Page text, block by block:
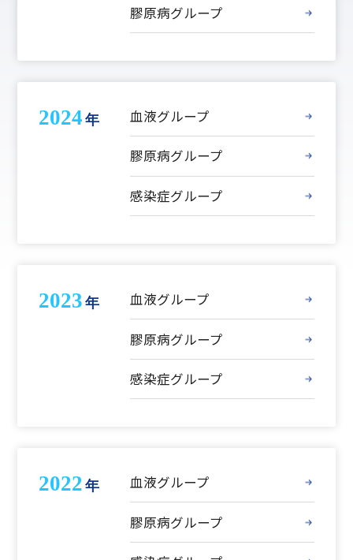
膠原病グループ
2024 年 血液グループ
膠原病グループ
感染症グループ
2023 年 血液グループ
膠原病グループ
感染症グループ
2022 年 血液グループ
膠原病グループ